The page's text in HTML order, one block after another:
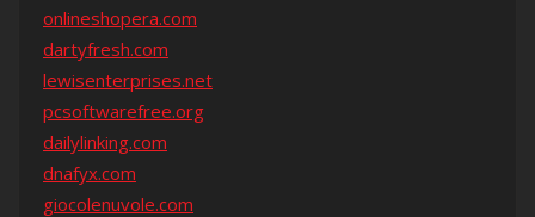
onlineshopera.com
dartyfresh.com
lewisenterprises.net
pcsoftwarefree.org
dailylinking.com
dnafyx.com
giocolenuvole.com